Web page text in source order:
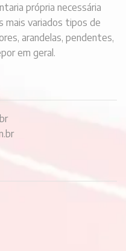
própria necessária
mais variados tipos de
arandelas, pendentes,
em geral.